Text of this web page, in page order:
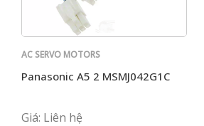
AC SERVO MOTORS
Panasonic A5 2 MSMJ042G1C
Giá: Liên hệ